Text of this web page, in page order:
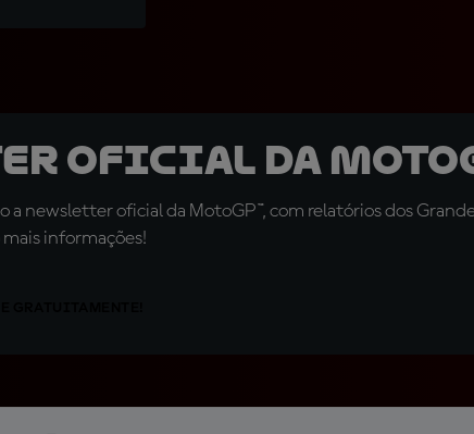
oficial da
newsletter oficial da MotoGP™, com relatórios dos
informações!